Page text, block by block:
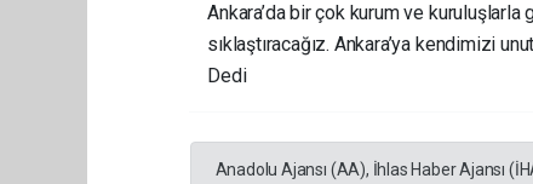
Ankara’da bir çok kurum ve
sıklaştıracağız. Ankara’ya kendimizi
Dedi
Anadolu Ajansı (AA), İhlas Haber Ajansı